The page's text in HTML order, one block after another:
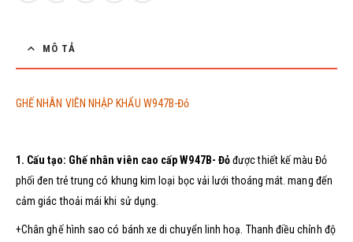
MÔ TẢ
GHẾ NHÂN VIÊN NHẬP KHẨU W947B-Đỏ
1. Cấu tạo: Ghế nhân viên cao cấp W947B- Đỏđược thiết kế màu Đỏ
phối đen trẻ trung có khung kim loại bọc vải lưới thoáng mát. mang đến
cảm giác thoải mái khi sử dụng.
+Chân ghế hình sao có bánh xe di chuyển linh hoạ. Thanh điều chỉnh độ